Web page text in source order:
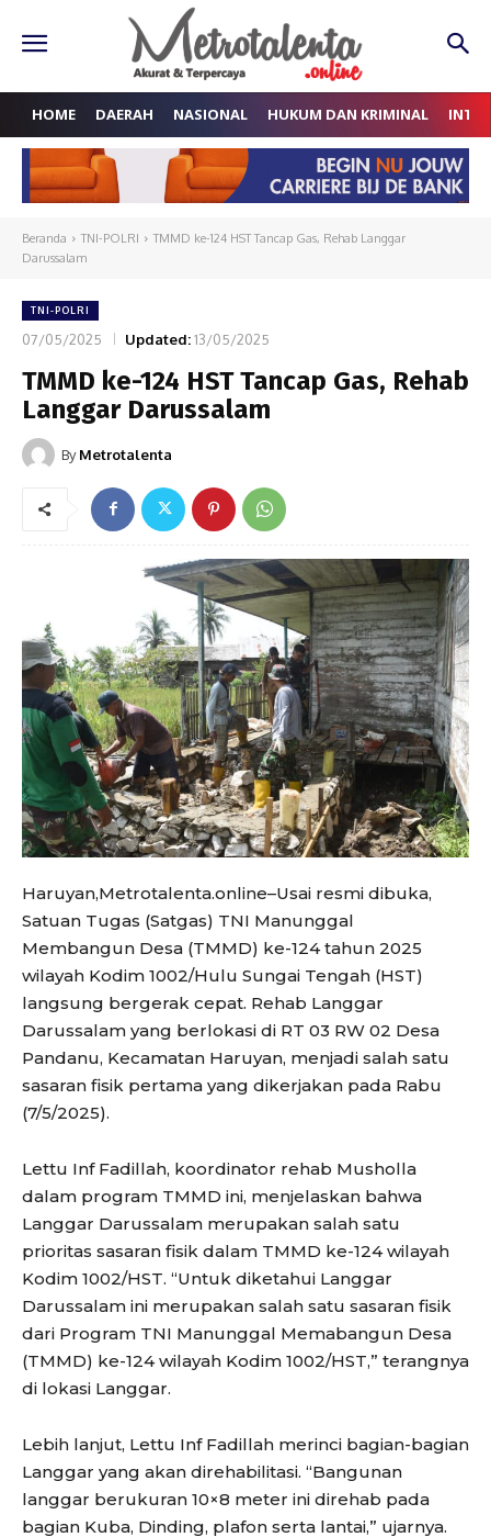
HOME DAERAH NASIONAL HUKUM DAN KRIMINAL
Beranda TNI-POLRI
TMMD ke-124 HST Tancap Gas, Rehab Langgar
Darussalam
TNI-POLRI
07/05/2025 Updated:13/05/2025
TMMD ke-124 HST Tancap Gas, Rehab
Langgar Darussalam
By Metrotalenta
Haruyan,Metrotalenta.online–Usai resmi dibuka,
Satuan Tugas (Satgas) TNI Manunggal
Membangun Desa (TMMD) ke-124 tahun 2025
wilayah Kodim 1002/Hulu Sungai Tengah (HST)
langsung bergerak cepat. Rehab Langgar
Darussalam yang berlokasi di RT 03 RW 02 Desa
Pandanu, Kecamatan Haruyan, menjadi salah satu
sasaran fisik pertama yang dikerjakan pada Rabu
(7/5/2025).
Lettu Inf Fadillah, koordinator rehab Musholla
dalam program TMMD ini, menjelaskan bahwa
Langgar Darussalam merupakan salah satu
prioritas sasaran fisik dalam TMMD ke-124 wilayah
Kodim 1002/HST. “Untuk diketahui Langgar
Darussalam ini merupakan salah satu sasaran fisik
dari Program TNI Manunggal Memabangun Desa
(TMMD) ke-124 wilayah Kodim 1002/HST,” terangnya
di lokasi Langgar.
Lebih lanjut, Lettu Inf Fadillah merinci bagian-bagian
Langgar yang akan direhabilitasi. “Bangunan
langgar berukuran 10×8 meter ini direhab pada
bagian Kuba, Dinding, plafon serta lantai,” ujarnya.